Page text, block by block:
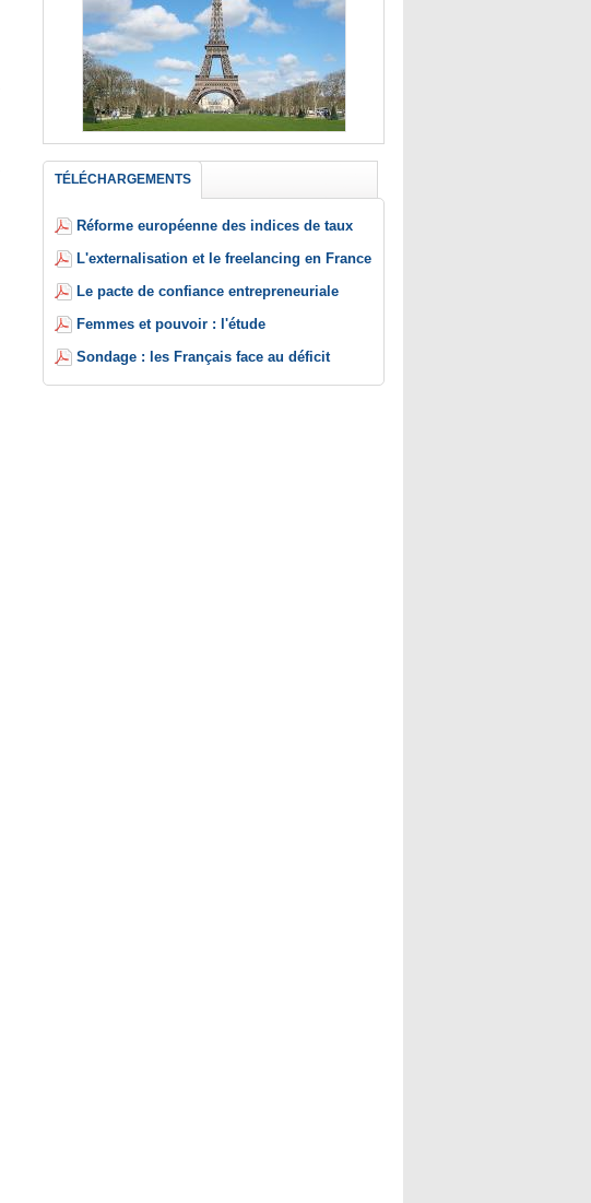
TÉLÉCHARGEMENTS
Réforme européenne des indices de taux
L'externalisation et le freelancing en France
Le pacte de confiance entrepreneuriale
Femmes et pouvoir : l'étude
Sondage : les Français face au déficit